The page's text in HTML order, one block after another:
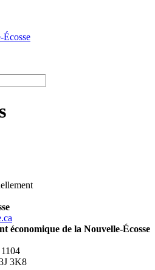
économique de la Nouvelle-Écosse
3K8